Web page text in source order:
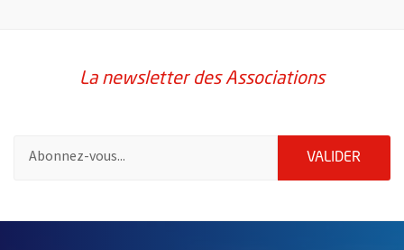
La newsletter des Associations
VALIDER